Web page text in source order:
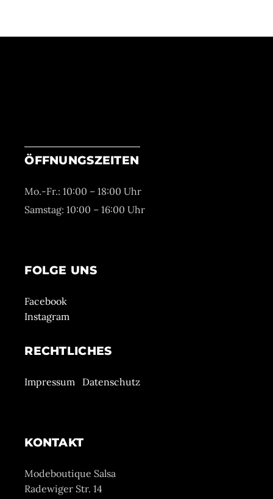
ÖFFNUNGSZEITEN
Mo.-Fr.: 10:00 – 18:00 Uhr
Samstag: 10:00 – 16:00 Uhr
FOLGE UNS
Facebook
Instagram
RECHTLICHES
Impressum Datenschutz
KONTAKT
Modeboutique Salsa
Radewiger Str. 14